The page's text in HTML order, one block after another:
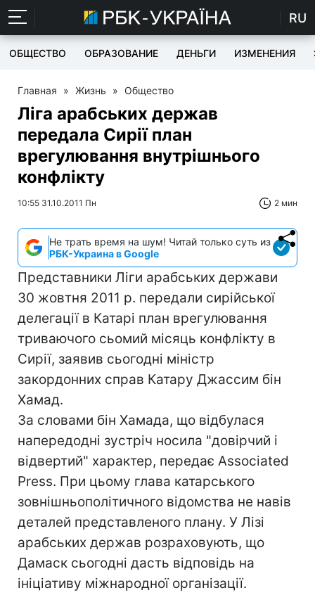
RU
ОБЩЕСТВО ОБРАЗОВАНИЕ ДЕНЬГИ ИЗМЕНЕНИЯ
Главная » Жизнь » Общество
Ліга арабських держав
передала Сирії план
врегулювання внутрішнього
конфлікту
10:55 31.10.2011 Пн 2 мин
Не трать время на шум! Читай только суть из
РБК-Украина в Google
Представники Ліги арабських держави
30 жовтня 2011 р. передали сирійської
делегації в Катарі план врегулювання
триваючого сьомий місяць конфлікту в
Сирії, заявив сьогодні міністр
закордонних справ Катару Джассим бін
Хамад.
За словами бін Хамада, що відбулася
напередодні зустріч носила "довірчий і
відвертий" характер, передає Associated
Press. При цьому глава катарського
зовнішньополітичного відомства не навів
деталей представленого плану. У Лізі
арабських держав розраховують, що
Дамаск сьогодні дасть відповідь на
ініціативу міжнародної організації.